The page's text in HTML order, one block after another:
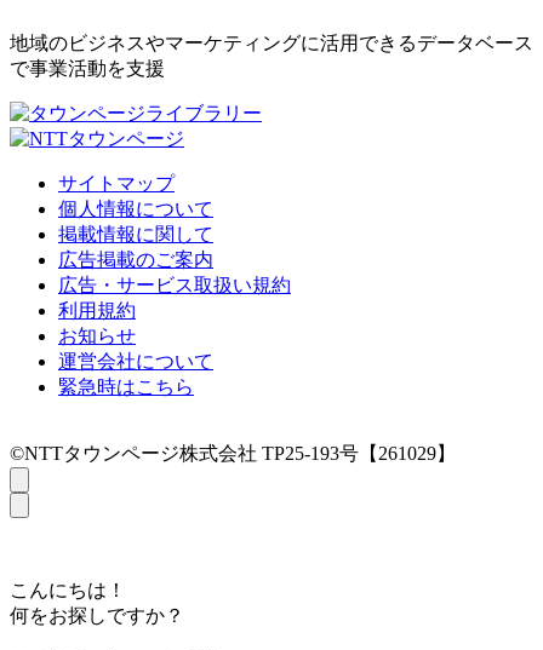
地域のビジネスやマーケティングに活用できるデータベース
で事業活動を支援
サイトマップ
個人情報について
掲載情報に関して
広告掲載のご案内
広告・サービス取扱い規約
利用規約
お知らせ
運営会社について
緊急時はこちら
©NTTタウンページ株式会社 TP25-193号【261029】
こんにちは！
何をお探しですか？